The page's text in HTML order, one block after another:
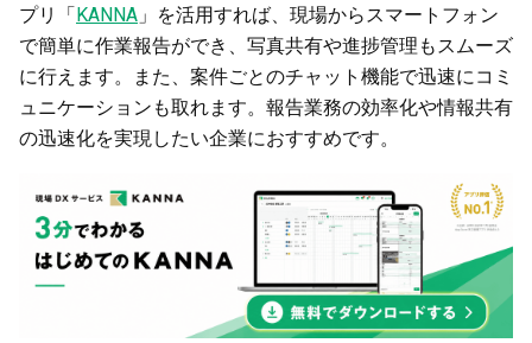
プリ「KANNA 」を活用すれば、現場からスマートフォン
で簡単に作業報告ができ、写真共有や進捗管理もスムーズ
に行えます。また、案件ごとのチャット機能で迅速にコミ
ュニケーションも取れます。報告業務の効率化や情報共有
の迅速化を実現したい企業におすすめです。